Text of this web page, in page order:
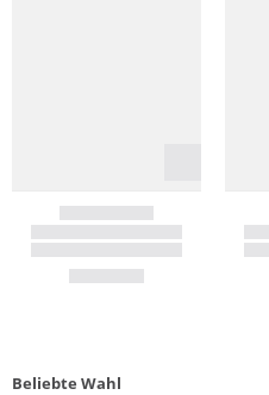
Beliebte Wahl